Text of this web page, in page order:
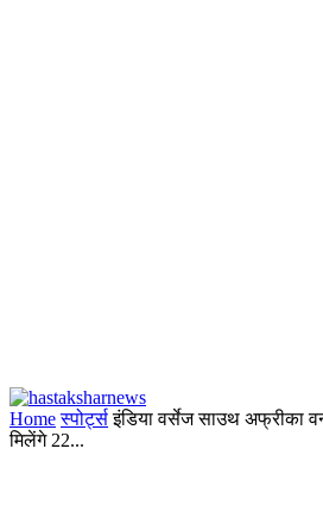
Home स्पोर्ट्स इंडिया वर्सेज साउथ
मिलेंगे 22...